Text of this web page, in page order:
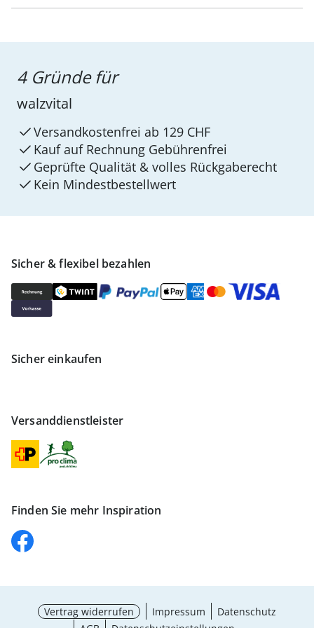
Sicher & flexibel bezahlen
Sicher einkaufen
Versanddienstleister
Finden Sie mehr Inspiration
4 Gründe für
walzvital
Versandkostenfrei ab 129 CHF
Kauf auf Rechnung Gebührenfrei
Geprüfte Qualität & volles Rückgaberecht
Kein Mindest­bestellwert
Vertrag widerrufen Impressum
Datenschutz